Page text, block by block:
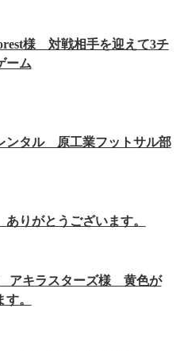
様 対戦相手を迎えて3チ
ーム
ンタル 原工業フットサル部
りがとうございます。
アキラスターズ様 黄色が
す。